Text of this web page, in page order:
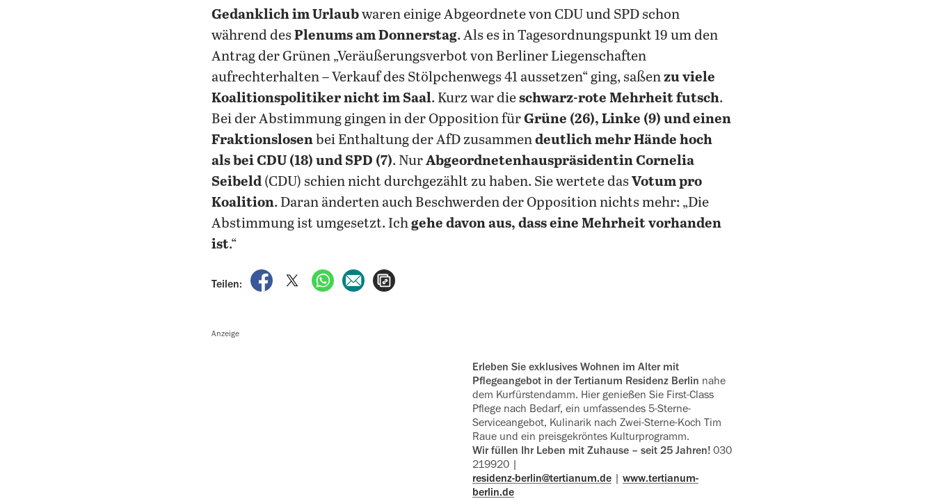
Gedanklich im Urlaubwaren einige Abgeordnete von CDU und SPD schon
während desPlenums am Donnerstag. Als es in Tagesordnungspunkt 19 um den
Antrag der Grünen „Veräußerungsverbot von Berliner Liegenschaften
aufrechterhalten – Verkauf des Stölpchenwegs 41 aussetzen“ ging, saßenzu viele
Koalitionspolitiker nicht im Saal. Kurz war dieschwarz-rote Mehrheit futsch.
Bei der Abstimmung gingen in der Opposition fürGrüne (26), Linke (9) und einen
Fraktionslosen bei Enthaltung der AfD zusammendeutlich mehr Hände hoch
als bei CDU (18) und SPD (7). NurAbgeordnetenhauspräsidentin Cornelia
Seibeld (CDU) schien nicht durchgezählt zu haben. Sie wertete dasVotum pro
Koalition. Daran änderten auch Beschwerden der Opposition nichts mehr: „Die
Abstimmung ist umgesetzt. Ichgehe davon aus, dass eine Mehrheit vorhanden
ist.“
Teilen:
auf Facebook teilen
auf X teilenper WhatsApp teilen
per E-Mail teilen
Anzeige
Erleben Sie exklusives Wohnen im Alter mit
Pflegeangebot in der ‍Tertianum Residenz Berlin nahe
dem Kurfürstendamm. Hier genießen Sie First-Class
Pflege nach Bedarf, ein um­fassendes 5-Sterne-
Serviceangebot, Kulinarik nach Zwei-Sterne-Koch Tim
Raue und ein preisgekröntes Kultur­pro­gramm.
Wir füllen Ihr Leben mit Zuhause – seit 25 Jahren! 030
219920 |
residenz-berlin@tertianum.de | www.tertianum-
berlin.de